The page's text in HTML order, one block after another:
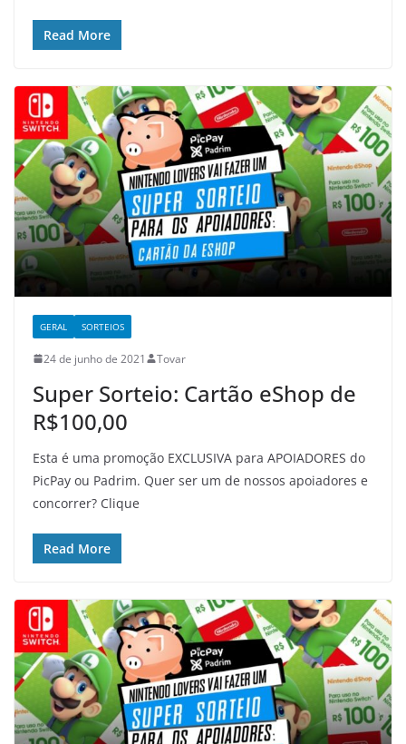
Read More
GERAL SORTEIOS
24 de junho de 2021 Tovar
Super Sorteio: Cartão eShop de
R$100,00
Esta é uma promoção EXCLUSIVA para APOIADORES do
PicPay ou Padrim. Quer ser um de nossos apoiadores e
concorrer? Clique
Read More